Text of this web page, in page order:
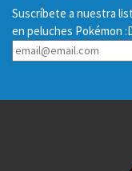
Suscríbete a nuestra
en peluches Pokémon